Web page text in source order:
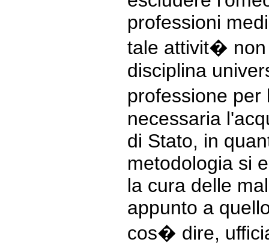
professioni
tale attivit�
disciplina
professione
necessaria
di Stato, in
metodologia si
la cura delle
appunto a
cos� dire,